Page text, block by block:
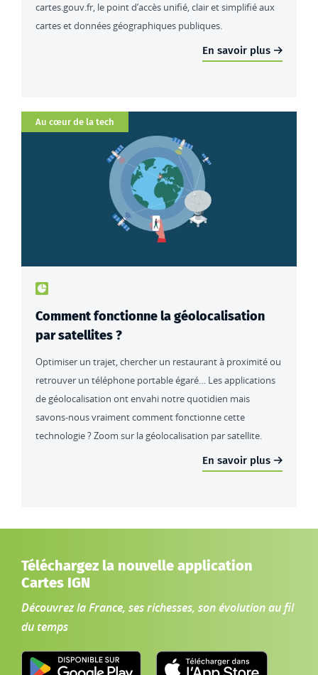
cartes.gouv.fr, le point d’accès unifié, clair et simplifié aux
cartes et données géographiques publiques.
En savoir plus
Catégorie
Au cœur de la tech
Type de contenu : actualités
Comment fonctionne la géolocalisation
par satellites ?
Optimiser un trajet, chercher un restaurant à proximité ou
retrouver un téléphone portable égaré… Les applications
de géolocalisation ont envahi notre quotidien mais
savons-nous vraiment comment fonctionne cette
technologie ? Zoom sur la géolocalisation par satellite.
En savoir plus
Téléchargez la nouvelle application
Cartes IGN
Découvrez la France, ses richesses, son évolution au fil
du temps